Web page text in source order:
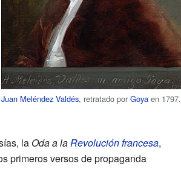
Juan Meléndez Valdés, retratado porGoya en 1797.
la Oda a laRevolución francesa,
primeros versos de propaganda